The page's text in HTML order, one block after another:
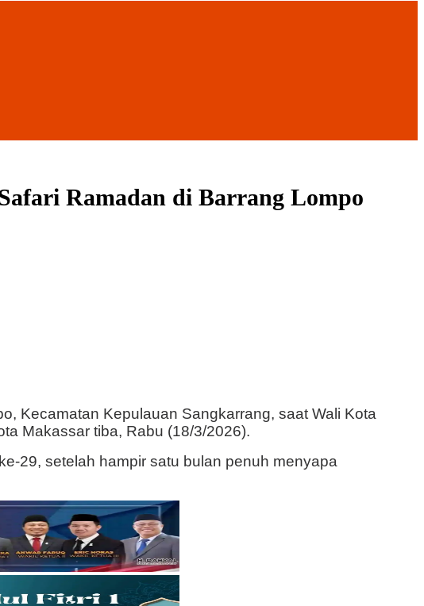
Ramadan di Barrang Lompo
Kecamatan Kepulauan Sangkarrang, saat Wali Kota
Makassar tiba, Rabu (18/3/2026).
29, setelah hampir satu bulan penuh menyapa